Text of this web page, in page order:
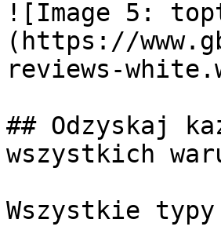
![Image 5:
(https://
reviews-
## Odzyskaj
wszystkich
Wszystkie